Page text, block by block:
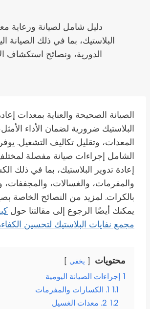
دليل شامل لصيانة ورعاية
البلاستيك، بما في ذلك الصيانة
الدورية، ونصائح استكشاف
الصيانة الصحيحة والعناية بمعدات
البلاستيك ضرورية لضمان الأداء
المعدات، وتقليل تكاليف التشغيل.
الشامل إجراءات صيانة مفصلة
إعادة تدوير البلاستيك، بما في ذلك
والمفرمات، والغسالات، والمجففات،
بالكرات. لمزيد من النصائح الخاصة
يمكنك أيضًا الرجوع إلى مقالتنا حول
مجمع نفايات البلاستيك لتحسين
محتويات يخفي
1 إجراءات الصيانة اليومية
1.1 1. الكسارات والمفرمات
1.2 2. معدات الغسيل